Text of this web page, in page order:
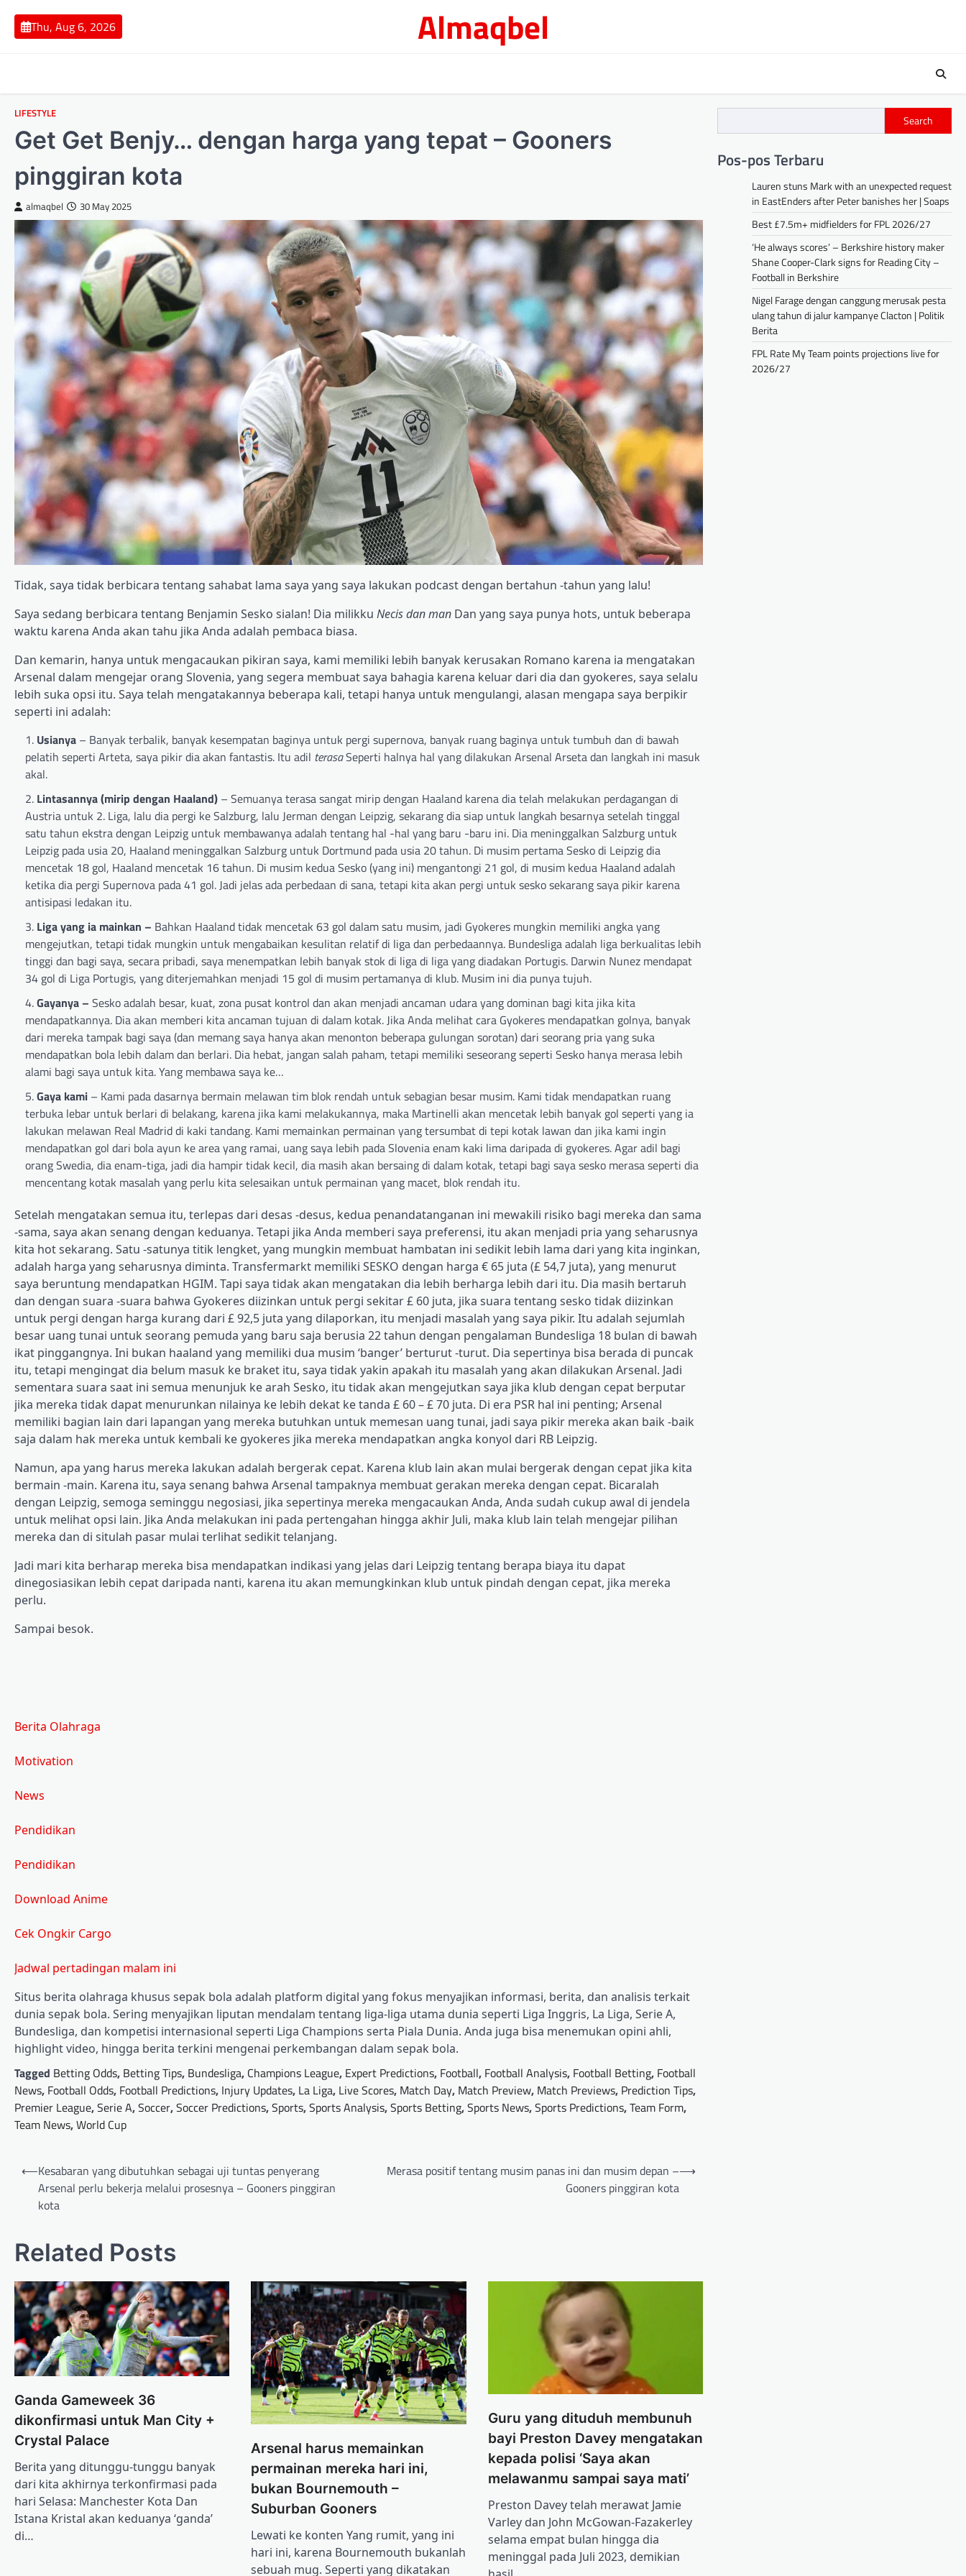
content
Thu, Aug 6, 2026 Almaqbel
LIFESTYLE
Get Get Benjy… dengan harga yang tepat – Gooners
pinggiran kota
almaqbel 30 May 2025
Tidak, saya tidak berbicara tentang sahabat lama saya yang saya lakukan podcast dengan bertahun -tahun yang lalu!
Saya sedang berbicara tentang Benjamin Sesko sialan! Dia milikku Necis dan man Dan yang saya punya hots, untuk beberapa
waktu karena Anda akan tahu jika Anda adalah pembaca biasa.
Dan kemarin, hanya untuk mengacaukan pikiran saya, kami memiliki lebih banyak kerusakan Romano karena ia mengatakan
Arsenal dalam mengejar orang Slovenia, yang segera membuat saya bahagia karena keluar dari dia dan gyokeres, saya selalu
lebih suka opsi itu. Saya telah mengatakannya beberapa kali, tetapi hanya untuk mengulangi, alasan mengapa saya berpikir
seperti ini adalah:
Usianya – Banyak terbalik, banyak kesempatan baginya untuk pergi supernova, banyak ruang baginya untuk tumbuh dan di bawah
pelatih seperti Arteta, saya pikir dia akan fantastis. Itu adil terasaSeperti halnya hal yang dilakukan Arsenal Arseta dan langkah ini masuk
akal.
Lintasannya (mirip dengan Haaland) – Semuanya terasa sangat mirip dengan Haaland karena dia telah melakukan perdagangan di
Austria untuk 2. Liga, lalu dia pergi ke Salzburg, lalu Jerman dengan Leipzig, sekarang dia siap untuk langkah besarnya setelah tinggal
satu tahun ekstra dengan Leipzig untuk membawanya adalah tentang hal -hal yang baru -baru ini. Dia meninggalkan Salzburg untuk
Leipzig pada usia 20, Haaland meninggalkan Salzburg untuk Dortmund pada usia 20 tahun. Di musim pertama Sesko di Leipzig dia
mencetak 18 gol, Haaland mencetak 16 tahun. Di musim kedua Sesko (yang ini) mengantongi 21 gol, di musim kedua Haaland adalah
ketika dia pergi Supernova pada 41 gol. Jadi jelas ada perbedaan di sana, tetapi kita akan pergi untuk sesko sekarang saya pikir karena
antisipasi ledakan itu.
Liga yang ia mainkan – Bahkan Haaland tidak mencetak 63 gol dalam satu musim, jadi Gyokeres mungkin memiliki angka yang
mengejutkan, tetapi tidak mungkin untuk mengabaikan kesulitan relatif di liga dan perbedaannya. Bundesliga adalah liga berkualitas lebih
tinggi dan bagi saya, secara pribadi, saya menempatkan lebih banyak stok di liga di liga yang diadakan Portugis. Darwin Nunez mendapat
34 gol di Liga Portugis, yang diterjemahkan menjadi 15 gol di musim pertamanya di klub. Musim ini dia punya tujuh.
Gayanya – Sesko adalah besar, kuat, zona pusat kontrol dan akan menjadi ancaman udara yang dominan bagi kita jika kita
mendapatkannya. Dia akan memberi kita ancaman tujuan di dalam kotak. Jika Anda melihat cara Gyokeres mendapatkan golnya, banyak
dari mereka tampak bagi saya (dan memang saya hanya akan menonton beberapa gulungan sorotan) dari seorang pria yang suka
mendapatkan bola lebih dalam dan berlari. Dia hebat, jangan salah paham, tetapi memiliki seseorang seperti Sesko hanya merasa lebih
alami bagi saya untuk kita. Yang membawa saya ke…
Gaya kami – Kami pada dasarnya bermain melawan tim blok rendah untuk sebagian besar musim. Kami tidak mendapatkan ruang
terbuka lebar untuk berlari di belakang, karena jika kami melakukannya, maka Martinelli akan mencetak lebih banyak gol seperti yang ia
lakukan melawan Real Madrid di kaki tandang. Kami memainkan permainan yang tersumbat di tepi kotak lawan dan jika kami ingin
mendapatkan gol dari bola ayun ke area yang ramai, uang saya lebih pada Slovenia enam kaki lima daripada di gyokeres. Agar adil bagi
orang Swedia, dia enam-tiga, jadi dia hampir tidak kecil, dia masih akan bersaing di dalam kotak, tetapi bagi saya sesko merasa seperti dia
mencentang kotak masalah yang perlu kita selesaikan untuk permainan yang macet, blok rendah itu.
Setelah mengatakan semua itu, terlepas dari desas -desus, kedua penandatanganan ini mewakili risiko bagi mereka dan sama
-sama, saya akan senang dengan keduanya. Tetapi jika Anda memberi saya preferensi, itu akan menjadi pria yang seharusnya
kita hot sekarang. Satu -satunya titik lengket, yang mungkin membuat hambatan ini sedikit lebih lama dari yang kita inginkan,
adalah harga yang seharusnya diminta. Transfermarkt memiliki SESKO dengan harga € 65 juta (£ 54,7 juta), yang menurut
saya beruntung mendapatkan HGIM. Tapi saya tidak akan mengatakan dia lebih berharga lebih dari itu. Dia masih bertaruh
dan dengan suara -suara bahwa Gyokeres diizinkan untuk pergi sekitar £ 60 juta, jika suara tentang sesko tidak diizinkan
untuk pergi dengan harga kurang dari £ 92,5 juta yang dilaporkan, itu menjadi masalah yang saya pikir. Itu adalah sejumlah
besar uang tunai untuk seorang pemuda yang baru saja berusia 22 tahun dengan pengalaman Bundesliga 18 bulan di bawah
ikat pinggangnya. Ini bukan haaland yang memiliki dua musim ‘banger’ berturut -turut. Dia sepertinya bisa berada di puncak
itu, tetapi mengingat dia belum masuk ke braket itu, saya tidak yakin apakah itu masalah yang akan dilakukan Arsenal. Jadi
sementara suara saat ini semua menunjuk ke arah Sesko, itu tidak akan mengejutkan saya jika klub dengan cepat berputar
jika mereka tidak dapat menurunkan nilainya ke lebih dekat ke tanda £ 60 – £ 70 juta. Di era PSR hal ini penting; Arsenal
memiliki bagian lain dari lapangan yang mereka butuhkan untuk memesan uang tunai, jadi saya pikir mereka akan baik -baik
saja dalam hak mereka untuk kembali ke gyokeres jika mereka mendapatkan angka konyol dari RB Leipzig.
Namun, apa yang harus mereka lakukan adalah bergerak cepat. Karena klub lain akan mulai bergerak dengan cepat jika kita
bermain -main. Karena itu, saya senang bahwa Arsenal tampaknya membuat gerakan mereka dengan cepat. Bicaralah
dengan Leipzig, semoga seminggu negosiasi, jika sepertinya mereka mengacaukan Anda, Anda sudah cukup awal di jendela
untuk melihat opsi lain. Jika Anda melakukan ini pada pertengahan hingga akhir Juli, maka klub lain telah mengejar pilihan
mereka dan di situlah pasar mulai terlihat sedikit telanjang.
Jadi mari kita berharap mereka bisa mendapatkan indikasi yang jelas dari Leipzig tentang berapa biaya itu dapat
dinegosiasikan lebih cepat daripada nanti, karena itu akan memungkinkan klub untuk pindah dengan cepat, jika mereka
perlu.
Sampai besok.
Berita Olahraga
Motivation
News
Pendidikan
Pendidikan
Download Anime
Cek Ongkir Cargo
Jadwal pertadingan malam ini
Situs berita olahraga khusus sepak bola adalah platform digital yang fokus menyajikan informasi, berita, dan analisis terkait
dunia sepak bola. Sering menyajikan liputan mendalam tentang liga-liga utama dunia seperti Liga Inggris, La Liga, Serie A,
Bundesliga, dan kompetisi internasional seperti Liga Champions serta Piala Dunia. Anda juga bisa menemukan opini ahli,
highlight video, hingga berita terkini mengenai perkembangan dalam sepak bola.
Tagged Betting Odds, Betting Tips, Bundesliga, Champions League, Expert Predictions, Football, Football Analysis, Football Betting, Football
News, Football Odds, Football Predictions, Injury Updates, La Liga, Live Scores, Match Day, Match Preview, Match Previews, Prediction Tips,
Premier League,Serie A,Soccer,Soccer Predictions,Sports,Sports Analysis,Sports Betting,Sports News,Sports Predictions,Team Form,
Team News,World Cup
Post
navigation
⟵Kesabaran yang dibutuhkan sebagai uji tuntas penyerang
Arsenal perlu bekerja melalui prosesnya – Gooners pinggiran
kota
Merasa positif tentang musim panas ini dan musim depan –
Gooners pinggiran kota
⟶
Related Posts
Ganda Gameweek 36
dikonfirmasi untuk Man City +
Crystal Palace
Berita yang ditunggu-tunggu banyak
dari kita akhirnya terkonfirmasi pada
hari Selasa: Manchester Kota Dan
Istana Kristal akan keduanya ‘ganda’
di…
Arsenal harus memainkan
permainan mereka hari ini,
bukan Bournemouth –
Suburban Gooners
Lewati ke konten Yang rumit, yang ini
hari ini, karena Bournemouth bukanlah
sebuah mug. Seperti yang dikatakan
Guru yang dituduh membunuh
bayi Preston Davey mengatakan
kepada polisi ‘Saya akan
melawanmu sampai saya mati’
Preston Davey telah merawat Jamie
Varley dan John McGowan-Fazakerley
selama empat bulan hingga dia
meninggal pada Juli 2023, demikian
Search
Pos-pos Terbaru
Lauren stuns Mark with an unexpected request
in EastEnders after Peter banishes her | Soaps
Best £7.5m+ midfielders for FPL 2026/27
‘He always scores’ – Berkshire history maker
Shane Cooper-Clark signs for Reading City –
Football in Berkshire
Nigel Farage dengan canggung merusak pesta
ulang tahun di jalur kampanye Clacton | Politik
Berita
FPL Rate My Team points projections live for
2026/27